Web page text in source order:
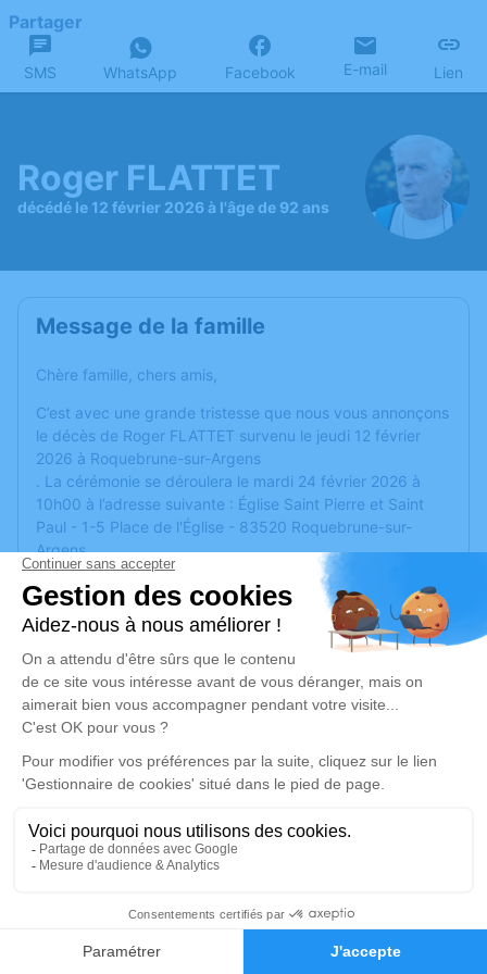
Faire-part Hommages
Partager
SMS WhatsApp Facebook E-mail Lien
Roger FLATTET
décédé le 12 février 2026 à l'âge de 92 ans
Message de la famille
Chère famille, chers amis,
C’est avec une grande tristesse que nous vous annonçons
le décès de Roger FLATTET survenu le jeudi 12 février
2026 à Roquebrune-sur-Argens
. La cérémonie se déroulera le mardi 24 février 2026 à
10h00 à l’adresse suivante : Église Saint Pierre et Saint
Paul - 1-5 Place de l'Église - 83520 Roquebrune-sur-
Argens
Elle sera suivie d'un hommage au crématorium de
Vidauban (139 bd des pins parasols 83550 Vidauban )à
14 heures .
Nous vous invitons à utiliser cet espace pour laisser vos
condoléances, partager des photos souvenirs, une
anecdote ou exprimer vos pensées à travers des poèmes
ou des textes. Cet endroit est un lieu d'expression dédié à
honorer la mémoire de Roger FLATTET.
Un service de plantation d’arbre hommage est
ici.
Je rends hommage